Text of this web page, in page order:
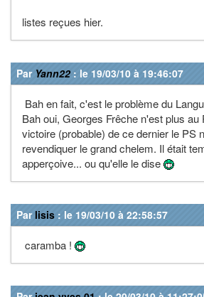
listes reçues hier.
Par Yann22: le 19/03/10 à 19:46:07
Bah en fait, c'est le problème du
Bah oui, Georges Frêche n'est plus
victoire (probable) de ce dernier le PS
revendiquer le grand chelem. Il était
apperçoive... ou qu'elle le dise
Par lisis : le 19/03/10 à 22:58:57
caramba !